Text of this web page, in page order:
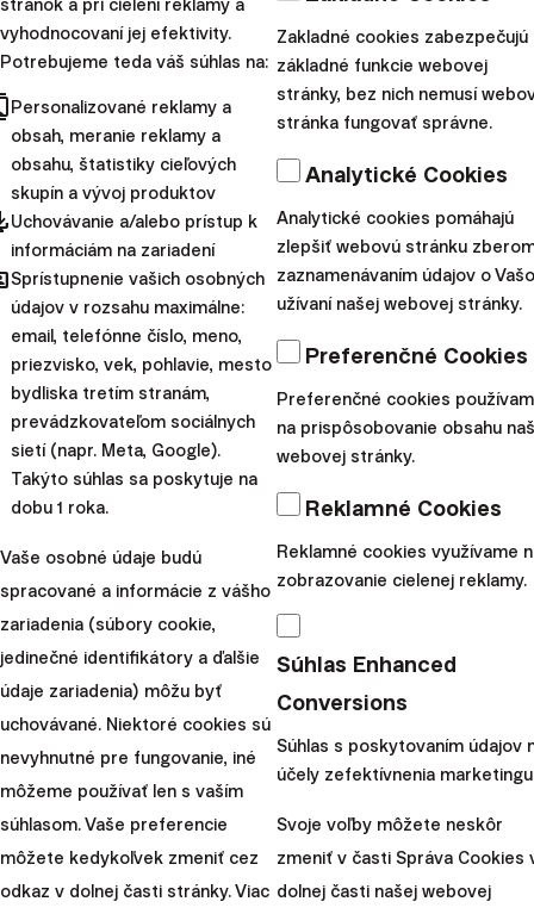
neskôr.
vás vízia práce do sedemdesiatky? Nechcete
čakať, kým vám štát dovolí prejsť na zaslúžený
odpočinok? A čo ak by som vám povedala, že možno
vôbec nemusíte?
Dôchodok nemusí znamenať len stiahnutie sa zo života
po dosiahnutí veku stanoveného vládou. Samozrejme,
nie je to také jednoduché. Nájdu sa však takí, ktorí
prijímajú túto výzvu (a je ich čoraz viac).
Zástancovia FIRE (Financial Independence, Retire
Early)túžia dosiahnuť finančnú nezávislosť, a v rámci
možností prejsť na dôchodok čo najskôr pred
dosiahnutím dôchodkového veku.Ich spojencom je
primerane dlhý investičný horizont.
5. Máte šancu znížiť dane,
ktoré platíte
Akú časť zo zarobených peňazí by ste z vlastnej vôle
odovzdali štátu? 1 %, 2 % alebo možno 10 %?
V skutočnom živote však nemáte veľmi na výber. Keď
investujete, v zásade z každých 100 eur zarobeného
zisku musíte odovzdať štátu 19 eur, prípadne 25 eur, ak
sú vaše príjmy väčšie. To je tzv. daň z kapitálových
výnosov. Ale ak si myslíte, že v živote neuniknete len
smrti a daniam, tak aspoň v jednej z týchto vecí sa
môžete mýliť.
stránok a pri cielení reklamy a
vyhodnocovaní jej efektivity.
Potrebujeme teda váš súhlas na:
Personalizované reklamy a
obsah, meranie reklamy a
obsahu, štatistiky cieľových
skupín a vývoj produktov
Uchovávanie a/alebo prístup k
informáciám na zariadení
Sprístupnenie vašich osobných
údajov v rozsahu maximálne:
email, telefónne číslo, meno,
priezvisko, vek, pohlavie, mesto
bydliska tretím stranám,
prevádzkovateľom sociálnych
sietí (napr. Meta, Google).
Takýto súhlas sa poskytuje na
dobu 1 roka.
Vaše osobné údaje budú
spracované a informácie z vášho
zariadenia (súbory cookie,
jedinečné identifikátory a ďalšie
údaje zariadenia) môžu byť
uchovávané. Niektoré cookies sú
nevyhnutné pre fungovanie, iné
môžeme používať len s vaším
súhlasom. Vaše preferencie
môžete kedykoľvek zmeniť cez
odkaz v dolnej časti stránky. Viac
Zakladné cookies zabezpečujú
základné funkcie webovej
stránky, bez nich nemusí
stránka fungovať správne.
Analytické Cookies
Analytické cookies pomáhajú
zlepšiť webovú stránku
zaznamenávaním údajov o
užívaní našej webovej stránky.
Preferenčné Cookies
Preferenčné cookies
na prispôsobovanie obsahu
webovej stránky.
Reklamné Cookies
Reklamné cookies využívame
zobrazovanie cielenej reklamy.
Súhlas Enhanced
Conversions
Súhlas s poskytovaním údajov
účely zefektívnenia
Svoje voľby môžete neskôr
zmeniť v časti Správa Cookies
dolnej časti našej webovej